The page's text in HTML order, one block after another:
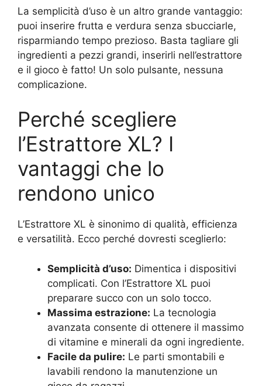
La semplicità d’uso è un altro grande vantaggio:
puoi inserire frutta e verdura senza sbucciarle,
risparmiando tempo prezioso. Basta tagliare gli
ingredienti a pezzi grandi, inserirli nell’estrattore
e il gioco è fatto! Un solo pulsante, nessuna
complicazione.
Perché scegliere
l’Estrattore XL? I
vantaggi che lo
rendono unico
L’Estrattore XL è sinonimo di qualità, efficienza
e versatilità. Ecco perché dovresti sceglierlo:
Semplicità d’uso: Dimentica i dispositivi
complicati. Con l’Estrattore XL puoi
preparare succo con un solo tocco.
Massima estrazione: La tecnologia
avanzata consente di ottenere il massimo
di vitamine e minerali da ogni ingrediente.
Facile da pulire: Le parti smontabili e
lavabili rendono la manutenzione un